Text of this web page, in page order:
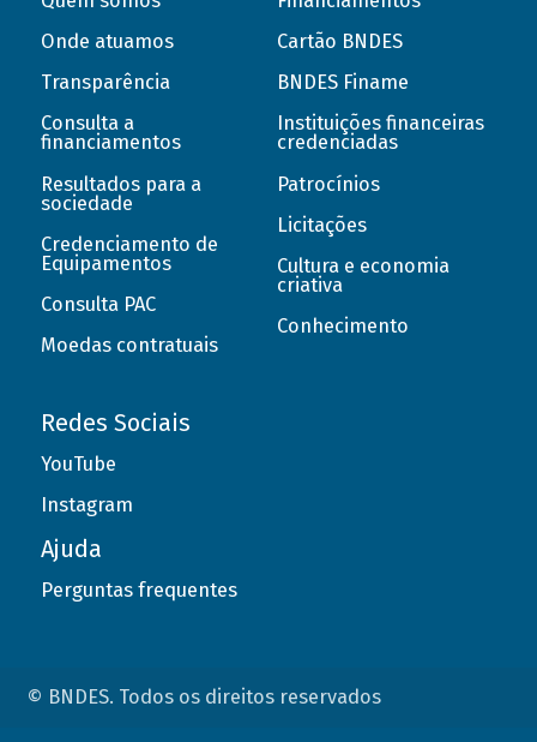
Onde atuamos
Transparência
Consulta a
financiamentos
Resultados para a
sociedade
Credenciamento de
Equipamentos
Consulta PAC
Moedas contratuais
Cartão BNDES
BNDES Finame
Instituições financeiras
credenciadas
Patrocínios
Licitações
Cultura e economia
criativa
Conhecimento
Redes Sociais
YouTube
Instagram
Ajuda
Perguntas frequentes
© BNDES. Todos os direitos reservados